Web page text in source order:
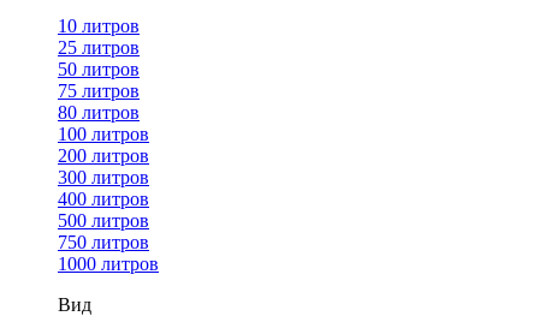
10 литров
25 литров
50 литров
75 литров
80 литров
100 литров
200 литров
300 литров
400 литров
500 литров
750 литров
1000 литров
Вид